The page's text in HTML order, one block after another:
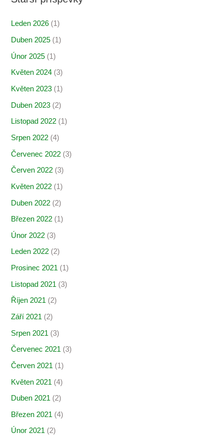
Leden 2026 (1)
Duben 2025 (1)
Únor 2025 (1)
Květen 2024 (3)
Květen 2023 (1)
Duben 2023 (2)
Listopad 2022 (1)
Srpen 2022 (4)
Červenec 2022 (3)
Červen 2022 (3)
Květen 2022 (1)
Duben 2022 (2)
Březen 2022 (1)
Únor 2022 (3)
Leden 2022 (2)
Prosinec 2021 (1)
Listopad 2021 (3)
Říjen 2021 (2)
Září 2021 (2)
Srpen 2021 (3)
Červenec 2021 (3)
Červen 2021 (1)
Květen 2021 (4)
Duben 2021 (2)
Březen 2021 (4)
Únor 2021 (2)